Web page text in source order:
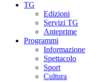
TG
Edizioni
Servizi TG
Anteprime
Programmi
Informazione
Spettacolo
Sport
Cultura